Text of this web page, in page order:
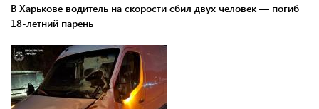
В Харькове водитель на скорости сбил двух человек — погиб
18-летний парень